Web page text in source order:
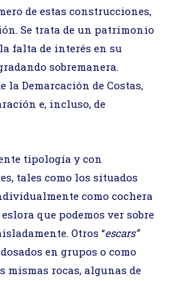
de estas construcciones,
Se trata de un patrimonio
falta de interés en su
sobremanera.
la Demarcación de Costas,
e, incluso, de
tipología y con
tales como los situados
como cochera
que podemos ver sobre
Otros “escars”
en grupos o como
mismas rocas, algunas de